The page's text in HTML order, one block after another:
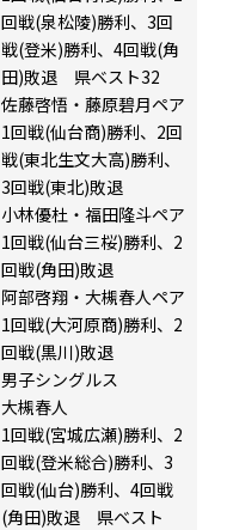
回戦(泉松陵)勝利、3回
戦(登米)勝利、4回戦(角
田)敗退 県ベスト32
佐藤啓悟・藤原碧月ペア
1回戦(仙台商)勝利、2回
戦(東北生文大高)勝利、
3回戦(東北)敗退
小林優杜・福田隆斗ペア
1回戦(仙台三桜)勝利、2
回戦(角田)敗退
阿部啓翔・大槻春人ペア
1回戦(大河原商)勝利、2
回戦(黒川)敗退
男子シングルス
大槻春人
1回戦(宮城広瀬)勝利、2
回戦(登米総合)勝利、3
回戦(仙台)勝利、4回戦
(角田)敗退 県ベスト